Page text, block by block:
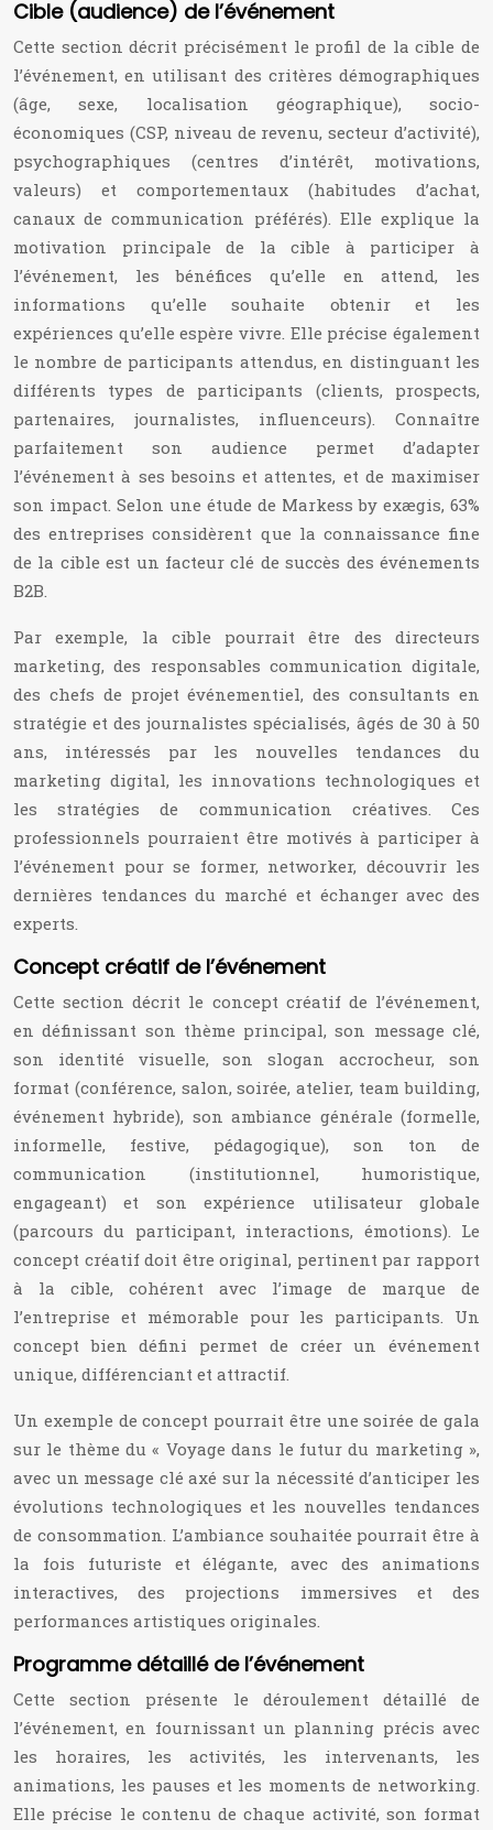
Cible (audience) de l’événement
Cette section décrit précisément le profil de la cible de
l’événement, en utilisant des critères démographiques
(âge, sexe, localisation géographique), socio-
économiques (CSP, niveau de revenu, secteur d’activité),
psychographiques (centres d’intérêt, motivations,
valeurs) et comportementaux (habitudes d’achat,
canaux de communication préférés). Elle explique la
motivation principale de la cible à participer à
l’événement, les bénéfices qu’elle en attend, les
informations qu’elle souhaite obtenir et les
expériences qu’elle espère vivre. Elle précise également
le nombre de participants attendus, en distinguant les
différents types de participants (clients, prospects,
partenaires, journalistes, influenceurs). Connaître
parfaitement son audience permet d’adapter
l’événement à ses besoins et attentes, et de maximiser
son impact. Selon une étude de Markess by exægis, 63%
des entreprises considèrent que la connaissance fine
de la cible est un facteur clé de succès des événements
B2B.
Par exemple, la cible pourrait être des directeurs
marketing, des responsables communication digitale,
des chefs de projet événementiel, des consultants en
stratégie et des journalistes spécialisés, âgés de 30 à 50
ans, intéressés par les nouvelles tendances du
marketing digital, les innovations technologiques et
les stratégies de communication créatives. Ces
professionnels pourraient être motivés à participer à
l’événement pour se former, networker, découvrir les
dernières tendances du marché et échanger avec des
experts.
Concept créatif de l’événement
Cette section décrit le concept créatif de l’événement,
en définissant son thème principal, son message clé,
son identité visuelle, son slogan accrocheur, son
format (conférence, salon, soirée, atelier, team building,
événement hybride), son ambiance générale (formelle,
informelle, festive, pédagogique), son ton de
communication (institutionnel, humoristique,
engageant) et son expérience utilisateur globale
(parcours du participant, interactions, émotions). Le
concept créatif doit être original, pertinent par rapport
à la cible, cohérent avec l’image de marque de
l’entreprise et mémorable pour les participants. Un
concept bien défini permet de créer un événement
unique, différenciant et attractif.
Un exemple de concept pourrait être une soirée de gala
sur le thème du « Voyage dans le futur du marketing »,
avec un message clé axé sur la nécessité d’anticiper les
évolutions technologiques et les nouvelles tendances
de consommation. L’ambiance souhaitée pourrait être à
la fois futuriste et élégante, avec des animations
interactives, des projections immersives et des
performances artistiques originales.
Programme détaillé de l’événement
Cette section présente le déroulement détaillé de
l’événement, en fournissant un planning précis avec
les horaires, les activités, les intervenants, les
animations, les pauses et les moments de networking.
Elle précise le contenu de chaque activité, son format